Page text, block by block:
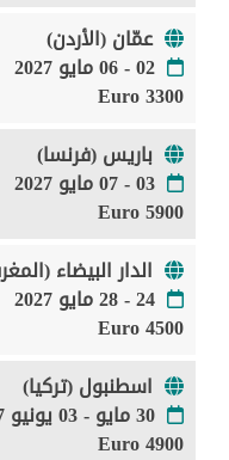
عمّان (الأردن)
02 - 06 مايو 2027
3300 Euro
باريس (فرنسا)
03 - 07 مايو 2027
5900 Euro
الدار البيضاء
24 - 28 مايو 2027
4500 Euro
اسطنبول (تركيا)
30 مايو - 03 يونيو 2027
4900 Euro